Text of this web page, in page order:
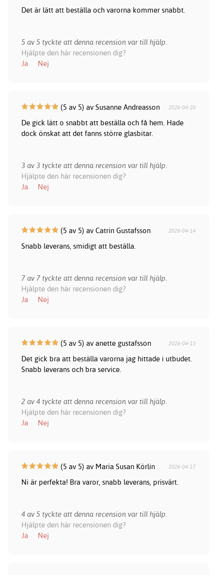
Det är lätt att beställa och varorna kommer snabbt.
5 av 5 tyckte att denna recension var till hjälp.
Hjälpte den här recensionen dig?
Ja
Nej
(5 av 5) av Susanne Andreasson 2026-04-20
De gick lätt o snabbt att beställa och få hem. Hade
dock önskat att det fanns större glasbitar.
3 av 3 tyckte att denna recension var till hjälp.
Hjälpte den här recensionen dig?
Ja
Nej
(5 av 5) av Catrin Gustafsson 2026-04-14
Snabb leverans, smidigt att beställa.
7 av 7 tyckte att denna recension var till hjälp.
Hjälpte den här recensionen dig?
Ja
Nej
(5 av 5) av anette gustafsson 2026-04-13
Det gick bra att beställa varorna jag hittade i utbudet.
Snabb leverans och bra service.
2 av 4 tyckte att denna recension var till hjälp.
Hjälpte den här recensionen dig?
Ja
Nej
(5 av 5) av Maria Susan Körlin 2026-04-17
Ni är perfekta! Bra varor, snabb leverans, prisvärt.
4 av 5 tyckte att denna recension var till hjälp.
Hjälpte den här recensionen dig?
Ja
Nej